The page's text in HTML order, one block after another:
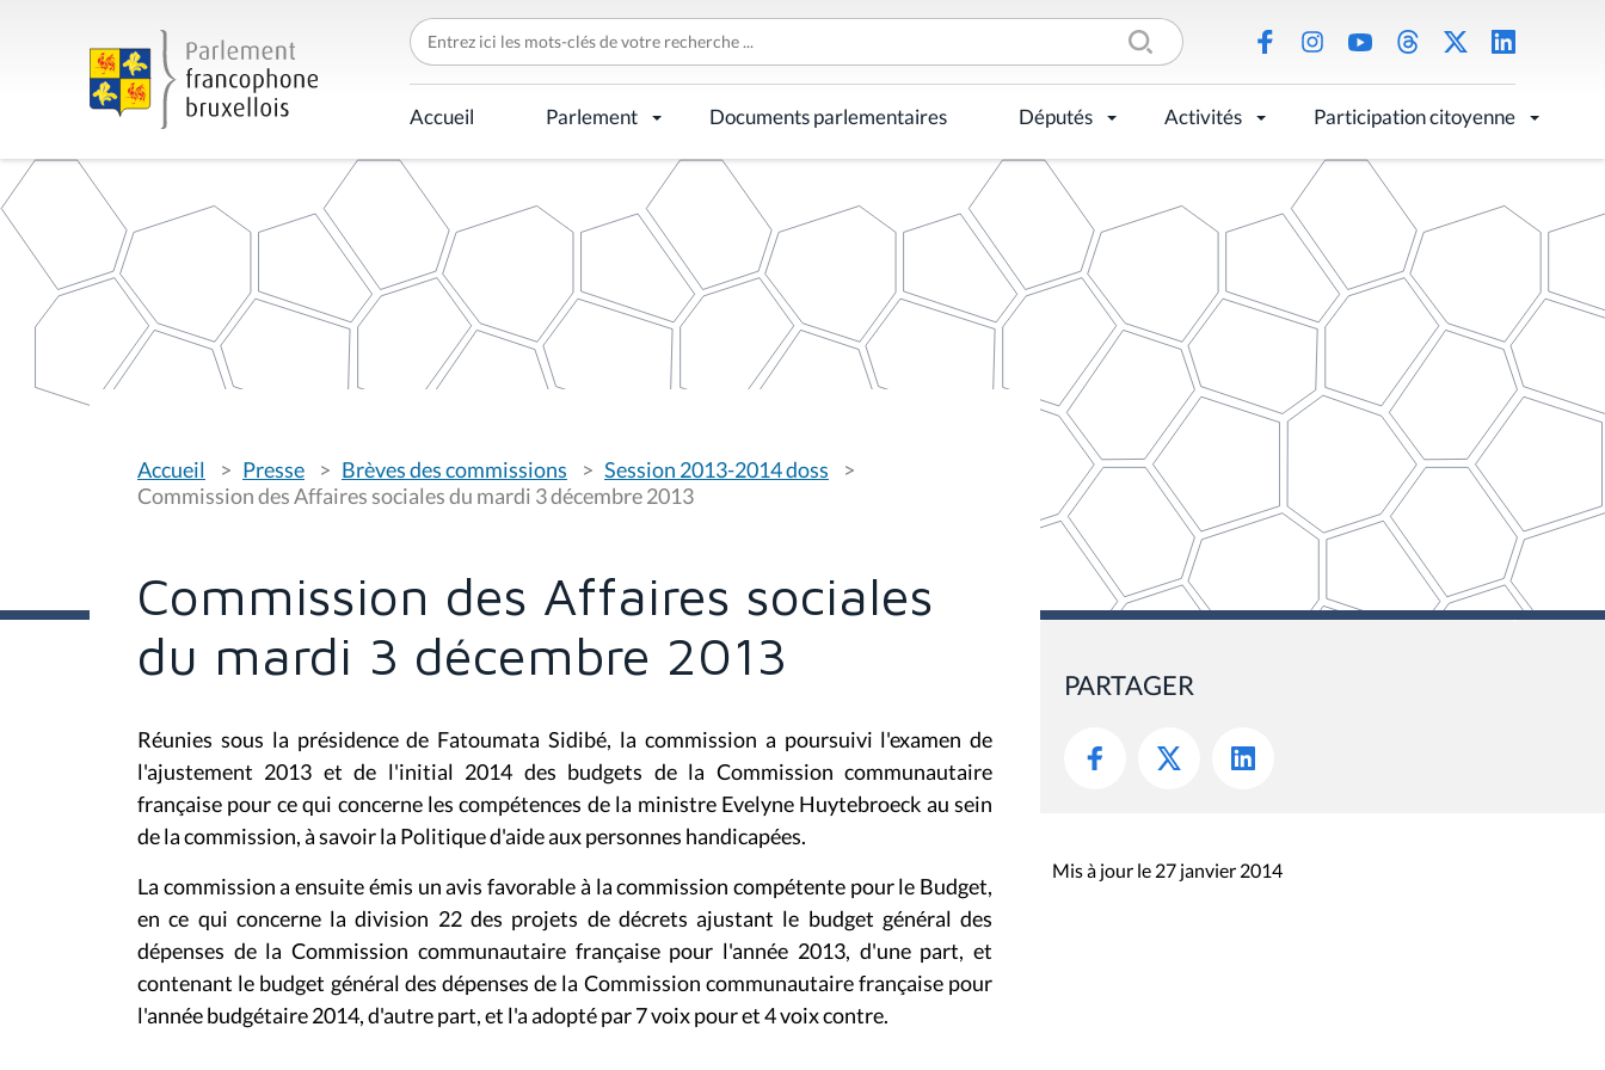
C
h
e
r
c
h
r
p
Accueil Parlement Documents parlementaires Députés Activités Participation citoyenne
o
u
s
s
i
:
Accueil Presse Brèves des commissions
Session 2013-2014 doss
Commission des Affaires sociales du mardi 3 décembre 2013
Commission des Affaires sociales
du mardi 3 décembre 2013
Réunies sous la présidence de Fatoumata Sidibé, la commission a poursuivi l'examen de
l'ajustement 2013 et de l'initial 2014 des budgets de la Commission communautaire
française pour ce qui concerne les compétences de la ministre Evelyne Huytebroeck au sein
de la commission, à savoir la Politique d'aide aux personnes handicapées.
La commissiona ensuite émis un avis favorable à la commission compétente pour le Budget,
en ce qui concerne la division 22 des projets de décrets ajustant le budget général des
dépenses de la Commission communautaire française pour l'année 2013, d'une part, et
contenant le budget général des dépenses de la Commission communautaire française pour
l'année budgétaire 2014, d'autre part, et l'a adopté par 7 voix pour et 4 voix contre.
PARTAGER
Mis à jour le 27 janvier 2014